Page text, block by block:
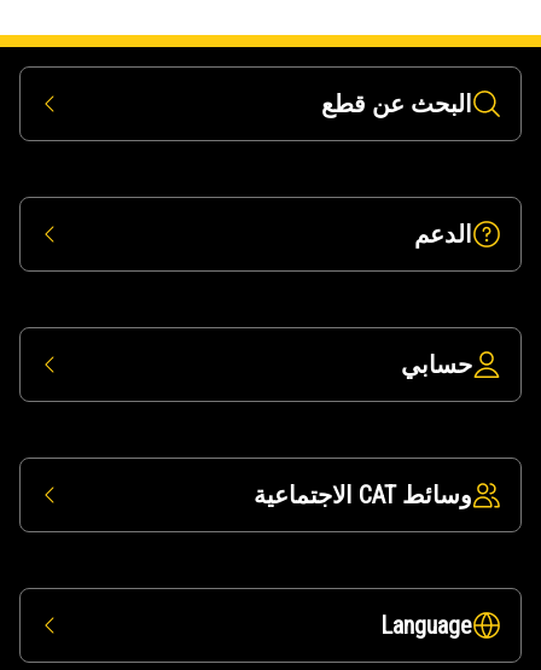
البحث عن قطع
الدعم
حسابي
وسائط CAT الاجتماعية
Language